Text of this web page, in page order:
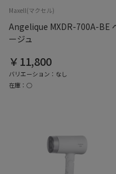
Maxell(マクセル)
Angelique MXDR-700A-BE
ージュ
￥11,800
バリエーション：なし
在庫：○